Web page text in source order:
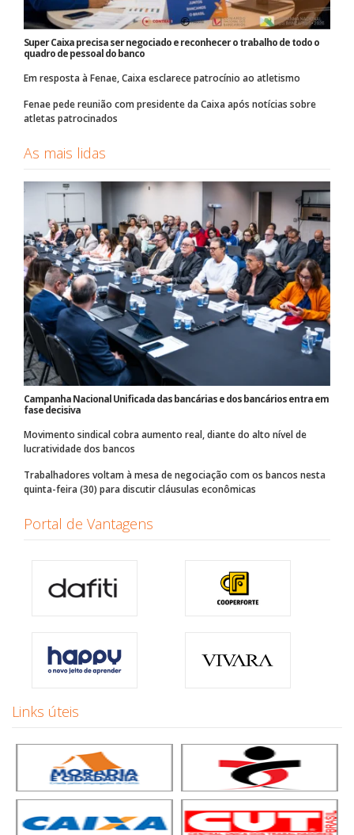
Super Caixa precisa ser negociado e reconhecer o trabalho de todo o
quadro de pessoal do banco
Em resposta à Fenae, Caixa esclarece patrocínio ao atletismo
Fenae pede reunião com presidente da Caixa após notícias sobre
atletas patrocinados
As mais lidas
Campanha Nacional Unificada das bancárias e dos bancários entra em
fase decisiva
Movimento sindical cobra aumento real, diante do alto nível de
lucratividade dos bancos
Trabalhadores voltam à mesa de negociação com os bancos nesta
quinta-feira (30) para discutir cláusulas econômicas
Portal de Vantagens
Links úteis